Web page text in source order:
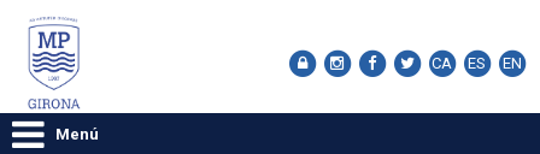
CA ES EN
Menú